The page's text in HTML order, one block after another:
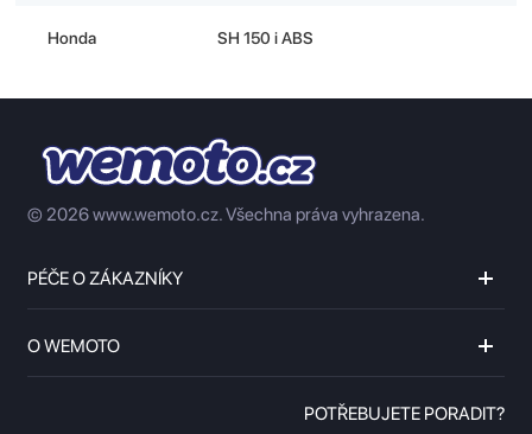
Honda SH 150 i ABS
© 2026 www.wemoto.cz.Všechna práva vyhrazena.
PÉČE O ZÁKAZNÍKY
O WEMOTO
POTŘEBUJETE PORADIT?